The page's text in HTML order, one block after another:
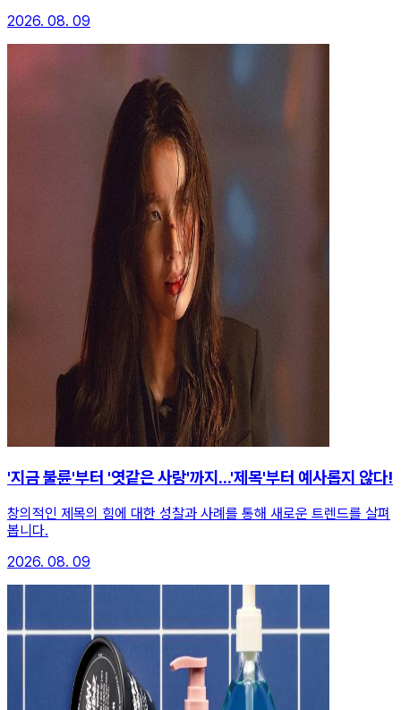
2026. 08. 09
'지금 불륜'부터 '엿같은 사랑'까지...'제목'부터 예사롭지 않다!
창의적인 제목의 힘에 대한 성찰과 사례를 통해 새로운 트렌드를 살펴
봅니다.
2026. 08. 09